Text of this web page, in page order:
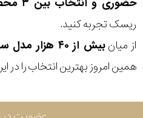
حضوری و انتخاب بین ۳ محصول
ریسک تجربه کنید.
از میانبیش از ۴۰ هزار مدل ساعت و اکسسوری اورجینال
همین امروز بهترین انتخاب را در